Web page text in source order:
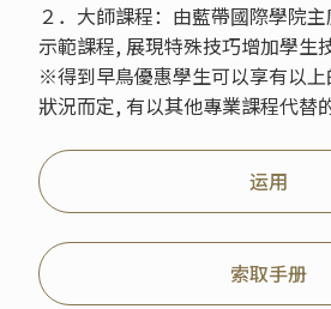
２．大師課程：由藍帶國際學院
示範課程, 展現特殊技巧增加學生
※得到早鳥優惠學生可以享有以
狀況而定, 有以其他專業課程代替
运用
索取手册